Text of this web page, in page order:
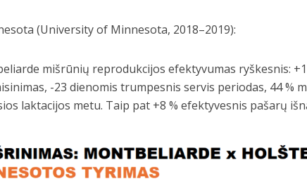
(University of Minnesota, 2018–2019):
mišrūnių reprodukcijos efektyvumas ryškesnis:
-23 dienomis trumpesnis servis periodas, 44 %
laktacijos metu. Taip pat +8 % efektyvesnis pašarų